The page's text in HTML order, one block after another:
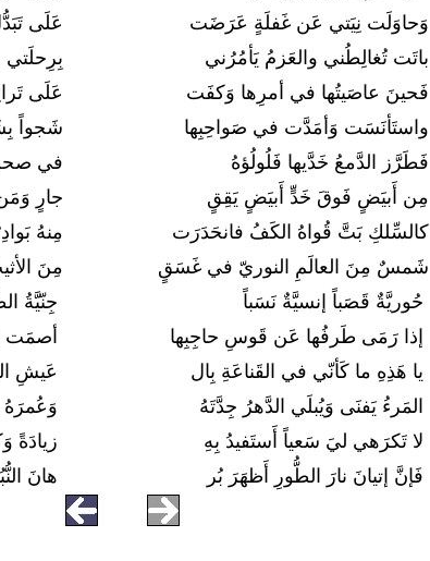
وَحاوَلَت نِيَتي عَن غَفلَةٍ عَرَضَت
عَلَى
باتَت تُغالِطُني والعَزمُ يَأمُرُني
بِرِحلَتي
فَحينَ عاصَيتُها في أمرِها وَكفَت
عَلَى
واستَأنَسَت وَأمَدَّت في صَواحِبِها
شَجواً
فَطَرَّز الدَّمعُ خَدَّيها فَلُولُؤهُ
في
مِن أَبيَضٍ فَوقَ خَدٍّ أَبيَضٍ يَقِقٍ
جارٍ
كالسِّلكِ بَتَّ قُواهُ الكَفُ فانحَدَرَت
مِنهُ
شَمسٌ مِنَ العالَمِ النوريّ في غَسَقٍ
مِنَ
حُوريَّةٌ قَصَباً إنسيَّةٌ نَسَباً
جِنّيَّةُ
إذا رَمَى طَرفُها عَن قَوسِ حاجِبِها
أصمَت
يا هَذِهِ ما كَأنّي في القَناعَةِ بِال
عَيشِ
المَرءُ يَفنَى وَيُبلَي الدَّهرُ جِدَّتَهُ
وَعُمرَهُ
لا تَكرَهي ليَ سَعياً أَستَفيدُ بِهِ
زيادَةً
فَإنَّ إتيانَ نارَ الطُّورِ أَظهَرَ بُر هانَ